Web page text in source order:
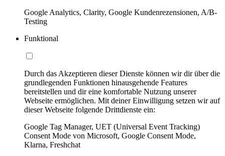
Google Analytics, Clarity, Google Kundenrezensionen, A/B-
Testing
Funktional
Durch das Akzeptieren dieser Dienste können wir dir über die
grundlegenden Funktionen hinausgehende Features
bereitstellen und dir eine komfortable Nutzung unserer
Webseite ermöglichen. Mit deiner Einwilligung setzen wir auf
dieser Webseite folgende Drittdienste ein:
Google Tag Manager, UET (Universal Event Tracking)
Consent Mode von Microsoft, Google Consent Mode,
Klarna, Freshchat